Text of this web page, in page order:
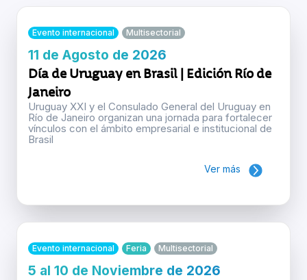
Evento internacional Multisectorial
11 de Agosto de 2026
Día de Uruguay en Brasil | Edición Río de
Janeiro
Uruguay XXI y el Consulado General del Uruguay en
Río de Janeiro organizan una jornada para fortalecer
vínculos con el ámbito empresarial e institucional de
Brasil
Ver más
Evento internacional Feria Multisectorial
5 al 10 de Noviembre de 2026